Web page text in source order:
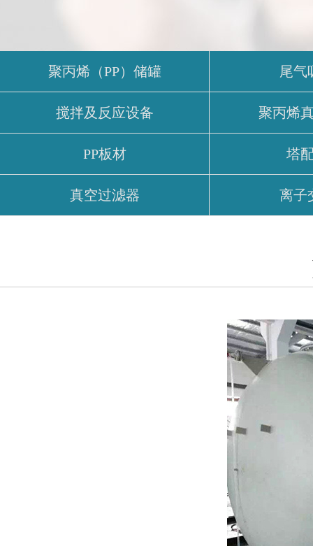
聚丙烯（PP）储罐 尾气
搅拌及反应设备 聚丙烯
PP板材 塔
真空过滤器 离子